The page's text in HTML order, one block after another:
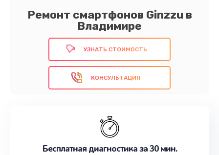
Ремонт смартфонов Ginzzu в
Владимире
оригинальных запчастей, передовые методы
ремонта и ответственное отношение к работе.
Мы ценим каждого клиента!
УЗНАТЬ СТОИМОСТЬ
КОНСУЛЬТАЦИЯ
Бесплатная диагностика за 30 мин.